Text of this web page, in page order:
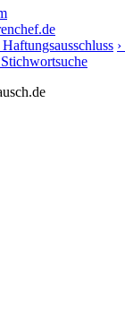
Haftungsausschluss
Stichwortsuche